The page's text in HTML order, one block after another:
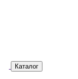
Каталог